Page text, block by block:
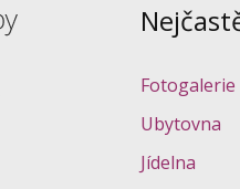
Fotogalerie
Ubytovna
Jídelna